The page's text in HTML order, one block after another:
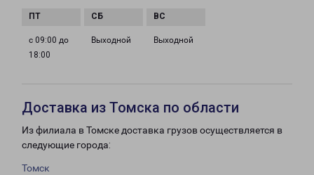
с 09:00 до
18:00
Выходной Выходной
Доставка из Томска по области
Из филиала в Томске доставка грузов осуществляется в
следующие города:
Томск